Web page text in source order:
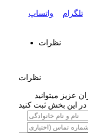
تلگرام واتساپ
نظرات
نظرات
عزیز میتوانید
این بخش ثبت کنید